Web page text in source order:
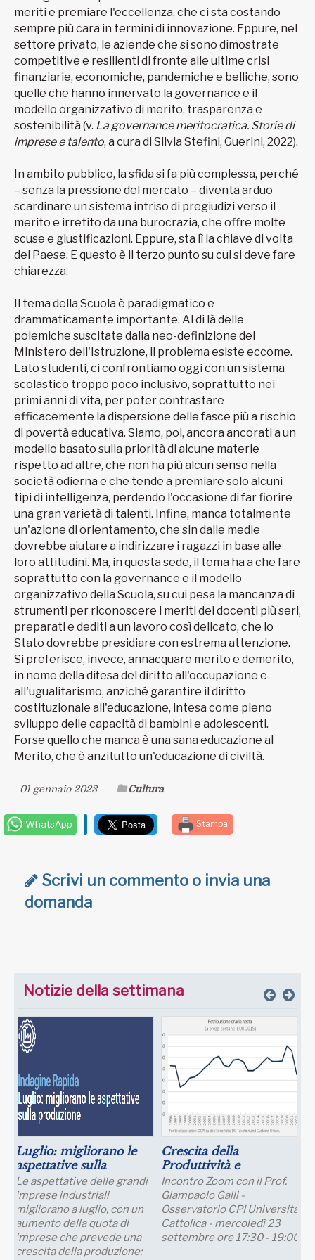
meriti e premiare l'eccellenza, che ci sta costando
sempre più cara in termini di innovazione. Eppure, nel
settore privato, le aziende che si sono dimostrate
competitive e resilienti di fronte alle ultime crisi
finanziarie, economiche, pandemiche e belliche, sono
quelle che hanno innervato la governance e il
modello organizzativo di merito, trasparenza e
sostenibilità (v. La governance meritocratica. Storie di
imprese e talento, a cura di Silvia Stefini, Guerini, 2022).
In ambito pubblico, la sfida si fa più complessa, perché
– senza la pressione del mercato – diventa arduo
scardinare un sistema intriso di pregiudizi verso il
merito e irretito da una burocrazia, che offre molte
scuse e giustificazioni. Eppure, sta lì la chiave di volta
del Paese. E questo è il terzo punto su cui si deve fare
chiarezza.
Il tema della Scuola è paradigmatico e
drammaticamente importante. Al di là delle
polemiche suscitate dalla neo-definizione del
Ministero dell'Istruzione, il problema esiste eccome.
Lato studenti, ci confrontiamo oggi con un sistema
scolastico troppo poco inclusivo, soprattutto nei
primi anni di vita, per poter contrastare
efficacemente la dispersione delle fasce più a rischio
di povertà educativa. Siamo, poi, ancora ancorati a un
modello basato sulla priorità di alcune materie
rispetto ad altre, che non ha più alcun senso nella
società odierna e che tende a premiare solo alcuni
tipi di intelligenza, perdendo l'occasione di far fiorire
una gran varietà di talenti. Infine, manca totalmente
un'azione di orientamento, che sin dalle medie
dovrebbe aiutare a indirizzare i ragazzi in base alle
loro attitudini. Ma, in questa sede, il tema ha a che fare
soprattutto con la governance e il modello
organizzativo della Scuola, su cui pesa la mancanza di
strumenti per riconoscere i meriti dei docenti più seri,
preparati e dediti a un lavoro così delicato, che lo
Stato dovrebbe presidiare con estrema attenzione.
Si preferisce, invece, annacquare merito e demerito,
in nome della difesa del diritto all'occupazione e
all'ugualitarismo, anziché garantire il diritto
costituzionale all'educazione, intesa come pieno
sviluppo delle capacità di bambini e adolescenti.
Forse quello che manca è una sana educazione al
Merito, che è anzitutto un'educazione di civiltà.
01 gennaio 2023 Cultura
WhatsApp Stampa
Scrivi un commento o invia una
domanda
Notizie della settimana
Luglio: migliorano le
aspettative sulla
produzione
Le aspettative delle grandi
imprese industriali
migliorano a luglio, con un
aumento della quota di
imprese che prevede una
crescita della produzione;
Crescita della
Produttività e
Prospettive Salariali
Incontro Zoom con il Prof.
Giampaolo Galli -
Osservatorio CPI Università
Cattolica - mercoledì 23
settembre ore 17:30 - 19:00